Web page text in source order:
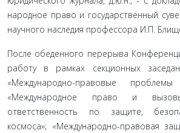
народное право и государственный
на­учного наследия профессора И.П.
После обеденного перерыва
работу в рамках секционных
«Международно-правовые
«Международное право и
ответствен­ность по защите,
космоса»; «Между­народно-правовая